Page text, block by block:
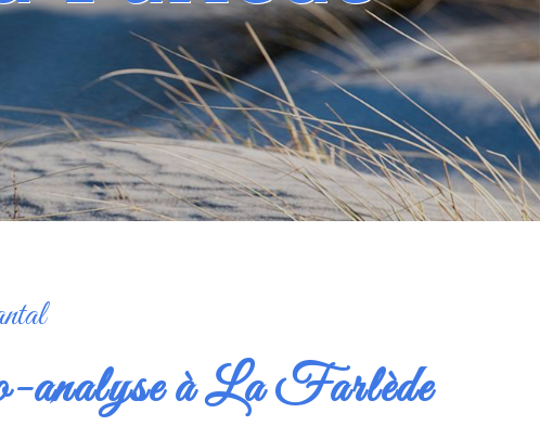
analyse à La Farlède